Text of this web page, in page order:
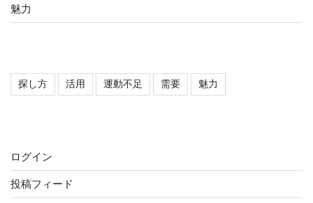
魅力
探し方 活用 運動不足 需要 魅力
ログイン
投稿フィード